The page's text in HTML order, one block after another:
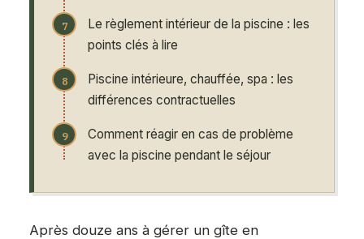
Le règlement intérieur de la piscine : les
points clés à lire
Piscine intérieure, chauffée, spa : les
différences contractuelles
Comment réagir en cas de problème
avec la piscine pendant le séjour
Après douze ans à gérer un gîte en